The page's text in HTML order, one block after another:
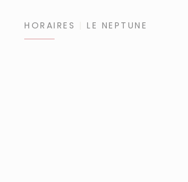
HORAIRES LE NEPTUNE